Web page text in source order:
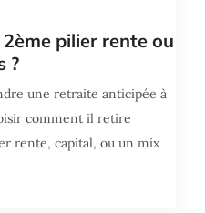
pilier rente ou
?
une retraite anticipée à
comment il retire
rente, capital, ou un mix